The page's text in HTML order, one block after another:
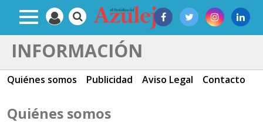
INFORMACIÓN
Quiénes somos Publicidad Aviso Legal Contacto
Quiénes somos